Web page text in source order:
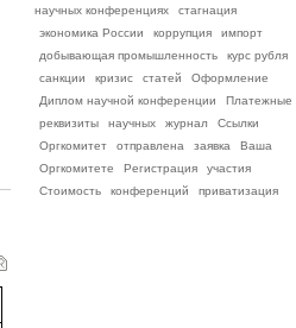
научных конференциях
стагнация
экономика России
коррупция
импорт
добывающая промышленность
курс рубля
санкции
кризис статей
Оформление
Диплом научной конференции
Платежные
реквизиты
научных журнал
Ссылки
Оргкомитет
отправлена заявка
Ваша
Оргкомитете
Регистрация
участия
Стоимость
конференций приватизация